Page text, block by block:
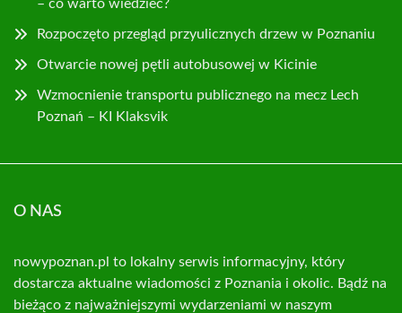
– co warto wiedzieć?
Rozpoczęto przegląd przyulicznych drzew w Poznaniu
Otwarcie nowej pętli autobusowej w Kicinie
Wzmocnienie transportu publicznego na mecz Lech
Poznań – KI Klaksvik
O NAS
nowypoznan.pl to lokalny serwis informacyjny, który
dostarcza aktualne wiadomości z Poznania i okolic. Bądź na
bieżąco z najważniejszymi wydarzeniami w naszym